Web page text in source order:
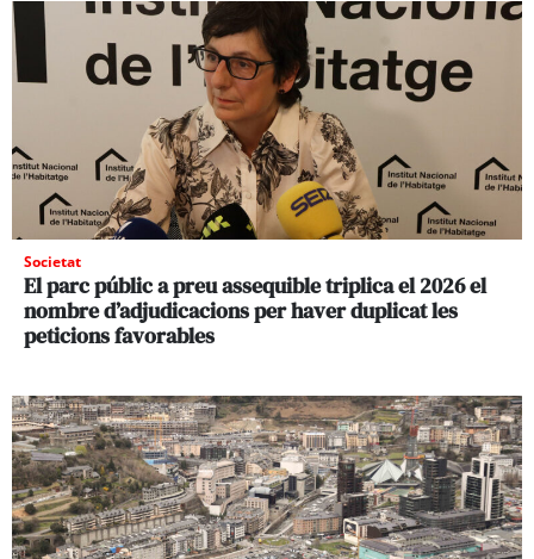
Societat
El parc públic a preu assequible triplica el 2026 el
nombre d’adjudicacions per haver duplicat les
peticions favorables